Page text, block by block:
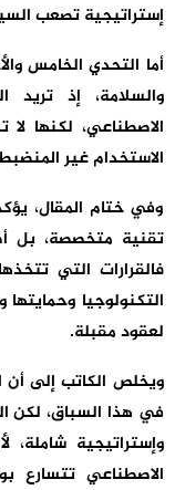
إستراتيجية تصعب
أما التحدي الخامس
والسلامة، إذ تريد
الاصطناعي، لكنها
الاستخدام غير
وفي ختام المقال،
تقنية متخصصة، بل
فالقرارات التي
التكنولوجيا
لعقود مقبلة.
ويخلص الكاتب إلى أن
في هذا السباق، لكن
وإستراتيجية شاملة،
الاصطناعي تتسارع